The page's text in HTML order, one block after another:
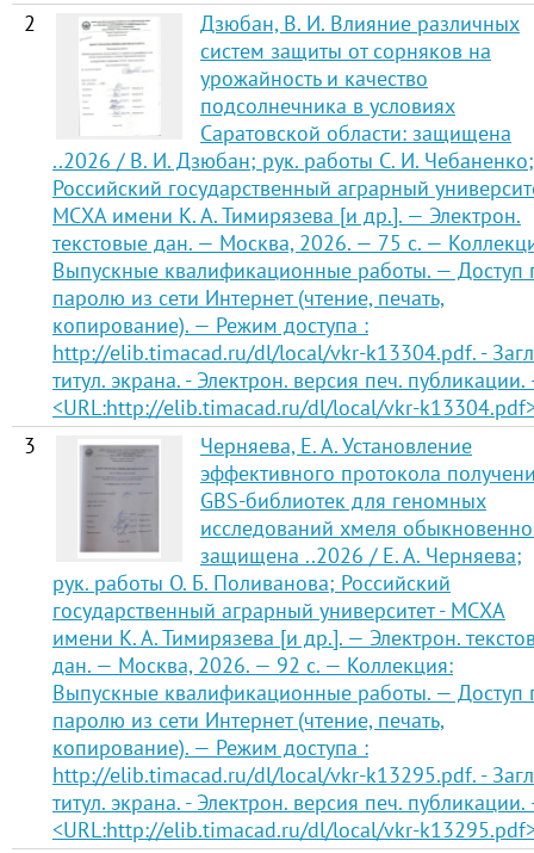
2
Дзюбан, В. И. Влияние различных
систем защиты от сорняков на
урожайность и качество
подсолнечника в условиях
Саратовской области: защищена
..2026 / В. И. Дзюбан; рук. работы С. И. Чебаненко;
Российский государственный аграрный
МСХА имени К. А. Тимирязева [и др.]. — Электрон.
текстовые дан. — Москва, 2026. — 75 с. —
Выпускные квалификационные работы. — Доступ
паролю из сети Интернет (чтение, печать,
копирование). — Режим доступа :
http://elib.timacad.ru/dl/local/vkr-k13304.pdf. -
титул. экрана. - Электрон. версия печ.
<URL:http://elib.timacad.ru/dl/local/vkr-
3
Черняева, Е. А. Установление
эффективного протокола
GBS-библиотек для геномных
исследований хмеля
защищена ..2026 / Е. А. Черняева;
рук. работы О. Б. Поливанова; Российский
государственный аграрный университет - МСХА
имени К. А. Тимирязева [и др.]. — Электрон.
дан. — Москва, 2026. — 92 с. — Коллекция:
Выпускные квалификационные работы. — Доступ
паролю из сети Интернет (чтение, печать,
копирование). — Режим доступа :
http://elib.timacad.ru/dl/local/vkr-k13295.pdf. -
титул. экрана. - Электрон. версия печ.
<URL:http://elib.timacad.ru/dl/local/vkr-